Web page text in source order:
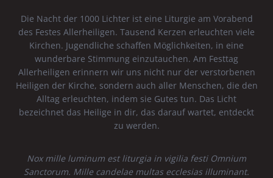
Die Nacht der 1000 Lichter ist eine Liturgie am Vorabend
des Festes Allerheiligen. Tausend Kerzen erleuchten viele
Kirchen. Jugendliche schaffen Möglichkeiten, in eine
wunderbare Stimmung einzutauchen. Am Festtag
Allerheiligen erinnern wir uns nicht nur der verstorbenen
Heiligen der Kirche, sondern auch aller Menschen, die den
Alltag erleuchten, indem sie Gutes tun. Das Licht
bezeichnet das Heilige in dir, das darauf wartet, entdeckt
zu werden.
Nox mille luminum est liturgia in vigilia festi Omnium
Sanctorum. Mille candelae multas ecclesias illuminant.